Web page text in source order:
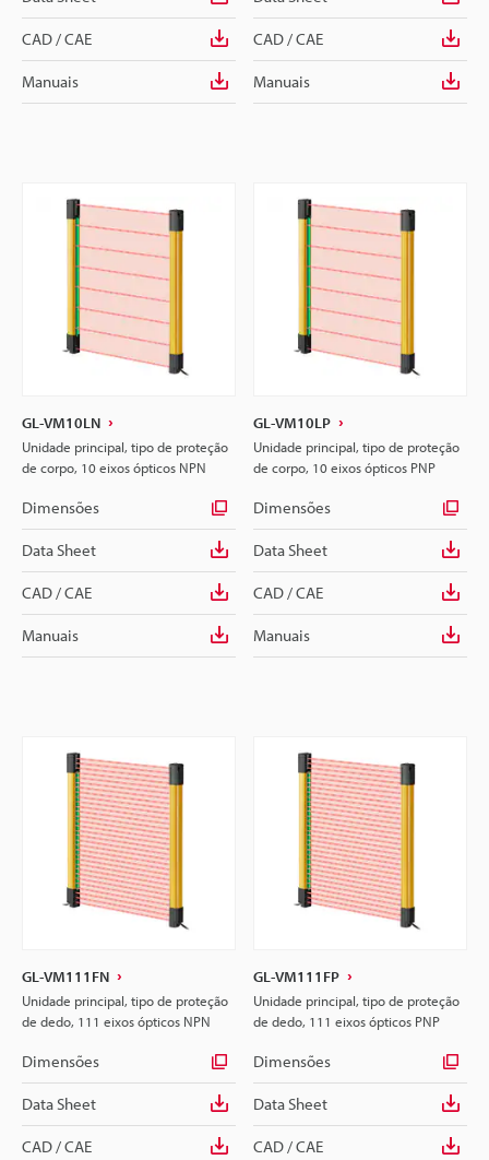
CAD / CAE
Manuais
CAD / CAE
Manuais
GL-VM10LN
Unidade principal, tipo de proteção
de corpo, 10 eixos ópticos NPN
Dimensões
Data Sheet
CAD / CAE
Manuais
GL-VM10LP
Unidade principal, tipo de proteção
de corpo, 10 eixos ópticos PNP
Dimensões
Data Sheet
CAD / CAE
Manuais
GL-VM111FN
Unidade principal, tipo de proteção
de dedo, 111 eixos ópticos NPN
Dimensões
Data Sheet
CAD / CAE
GL-VM111FP
Unidade principal, tipo de proteção
de dedo, 111 eixos ópticos PNP
Dimensões
Data Sheet
CAD / CAE